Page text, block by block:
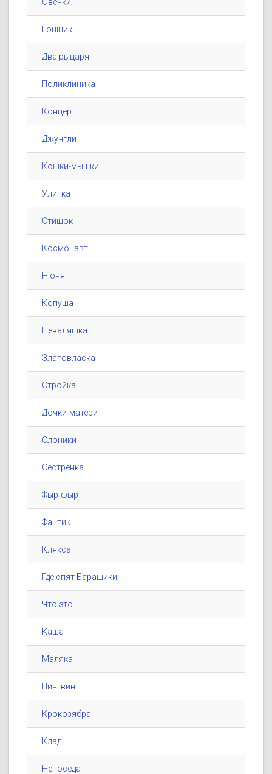
Овечки
Гонщик
Два рыцаря
Поликлиника
Концерт
Джунгли
Кошки-мышки
Улитка
Стишок
Космонавт
Нюня
Копуша
Неваляшка
Златовласка
Стройка
Дочки-матери
Слоники
Сестрёнка
Фыр-фыр
Фантик
Клякса
Где спят Барашики
Что это
Каша
Маляка
Пингвин
Крокозябра
Клад
Непоседа